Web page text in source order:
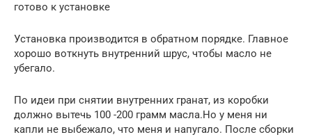
готово к установке
Установка производится в обратном порядке. Главное
хорошо воткнуть внутренний шрус, чтобы масло не
убегало.
По идеи при снятии внутренних гранат, из коробки
должно вытечь 100 -200 грамм масла.Но у меня ни
капли не выбежало, что меня и напугало. После сборки